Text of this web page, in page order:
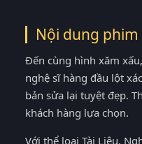
Nội dung
Đến cùng hình xăm
nghệ sĩ hàng đầu lột
bản sửa lại tuyệt đẹp.
khách hàng lựa chọn.
Với thể loại Tài Liệu,